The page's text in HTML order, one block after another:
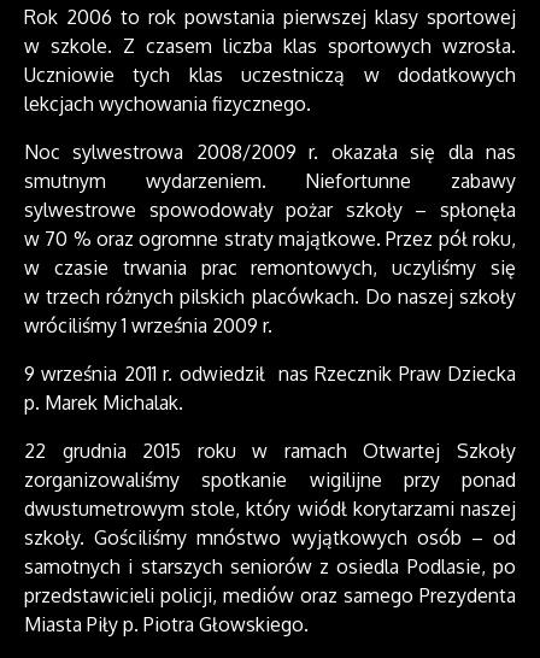
Rok 2006 to rok powstania pierwszej klasy sportowej
w szkole. Z czasem liczba klas sportowych wzrosła.
Uczniowie tych klas uczestniczą w dodatkowych
lekcjach wychowania fizycznego.
Noc sylwestrowa 2008/2009 r. okazała się dla nas
smutnym wydarzeniem. Niefortunne zabawy
sylwestrowe spowodowały pożar szkoły – spłonęła
w 70 % oraz ogromne straty majątkowe. Przez pół roku,
w czasie trwania prac remontowych, uczyliśmy się
w trzech różnych pilskich placówkach. Do naszej szkoły
wróciliśmy 1 września 2009 r.
9 września 2011 r. odwiedził nas Rzecznik Praw Dziecka
p. Marek Michalak.
22 grudnia 2015 roku w ramach Otwartej Szkoły
zorganizowaliśmy spotkanie wigilijne przy ponad
dwustumetrowym stole, który wiódł korytarzami naszej
szkoły. Gościliśmy mnóstwo wyjątkowych osób – od
samotnych i starszych seniorów z osiedla Podlasie, po
przedstawicieli policji, mediów oraz samego Prezydenta
Miasta Piły p. Piotra Głowskiego.